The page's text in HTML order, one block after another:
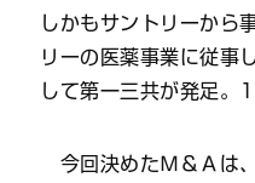
しかもサントリーから
リーの医薬事業に従事
して第一三共が発足。
今回決めたＭ＆Ａは